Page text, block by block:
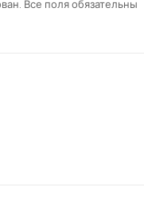
Все поля обязательны